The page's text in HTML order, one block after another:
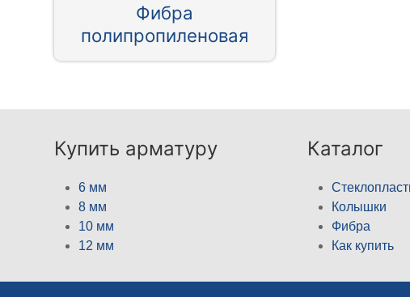
Фибра
полипропиленовая
Купить арматуру
6 мм
8 мм
10 мм
12 мм
Каталог
Колышки
Фибра
Как купить